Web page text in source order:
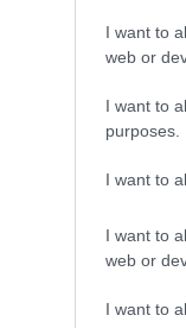
I want to
web or
I want to
purposes.
I want to
I want to
web or
I want to